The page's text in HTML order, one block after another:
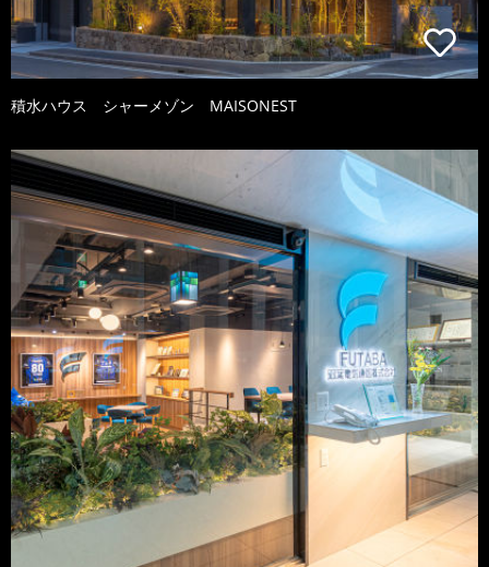
積水ハウス シャーメゾン MAISONEST